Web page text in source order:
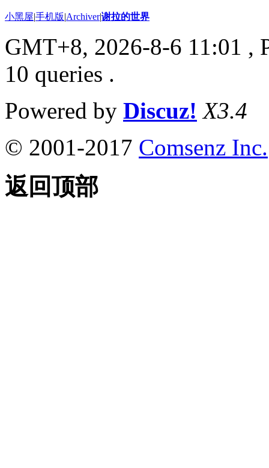
小黑屋|手机版|Archiver|谢拉的世界
GMT+8, 2026-8-6 11:01 ,
10 queries .
Powered by Discuz! X3.4
© 2001-2017 Comsenz Inc.
返回顶部